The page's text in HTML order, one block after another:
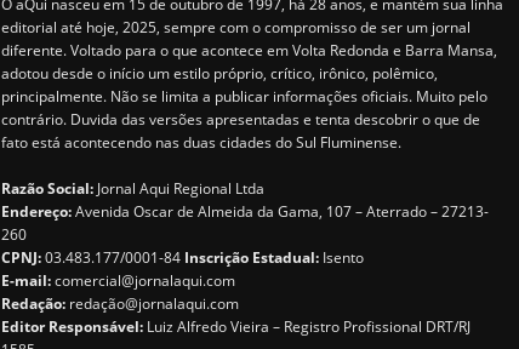
O aQui nasceu em 15 de outubro de 1997, há 28 anos, e mantém sua linha
editorial até hoje, 2025, sempre com o compromisso de ser um jornal
diferente. Voltado para o que acontece em Volta Redonda e Barra Mansa,
adotou desde o início um estilo próprio, crítico, irônico, polêmico,
principalmente. Não se limita a publicar informações oficiais. Muito pelo
contrário. Duvida das versões apresentadas e tenta descobrir o que de
fato está acontecendo nas duas cidades do Sul Fluminense.
Razão Social: Jornal Aqui Regional Ltda
Endereço:Avenida Oscar de Almeida da Gama, 107 – Aterrado – 27213-
260
CPNJ:03.483.177/0001-84 Inscrição Estadual: Isento
E-mail:comercial@jornalaqui.com
Redação: redação@jornalaqui.com
Editor Responsável: Luiz Alfredo Vieira – Registro Profissional DRT/RJ